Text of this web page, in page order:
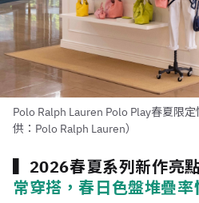
Polo Ralph Lauren Polo Play春夏限
供：Polo Ralph Lauren）
▍2026春夏系列新作亮
常穿搭，春日色盤堆疊率